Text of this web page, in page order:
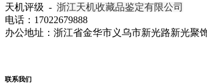
天机评级 - 浙江天机收藏品鉴定有限公司
电话：17022679888
办公地址：浙江省金华市义乌市新光路新光聚
联系我们